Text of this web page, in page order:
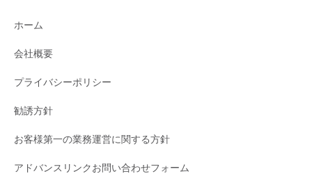
ホーム
会社概要
プライバシーポリシー
勧誘方針
お客様第一の業務運営に関する方針
アドバンスリンクお問い合わせフォーム